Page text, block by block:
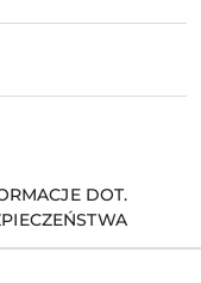
DOT.